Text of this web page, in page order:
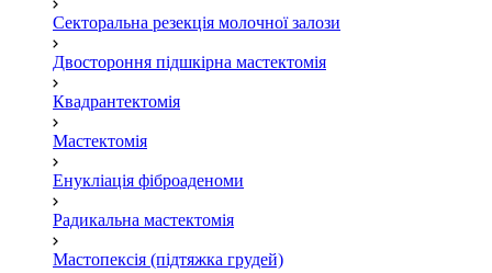
Секторальна резекція молочної залози
Двостороння підшкірна мастектомія
Квадрантектомія
Мастектомія
Енукліація фіброаденоми
Радикальна мастектомія
Мастопексія (підтяжка грудей)